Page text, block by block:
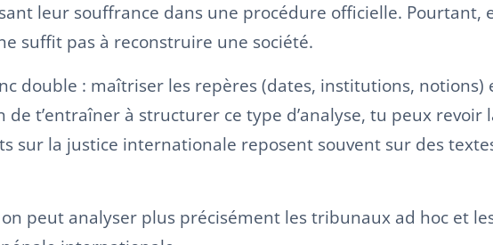
leur souffrance dans une procédure officielle. Pourtant,
suffit pas à reconstruire une société.
double : maîtriser les repères (dates, institutions,
t’entraîner à structurer ce type d’analyse, tu peux revoir
sur la justice internationale reposent souvent sur des
peut analyser plus précisément les tribunaux ad hoc et